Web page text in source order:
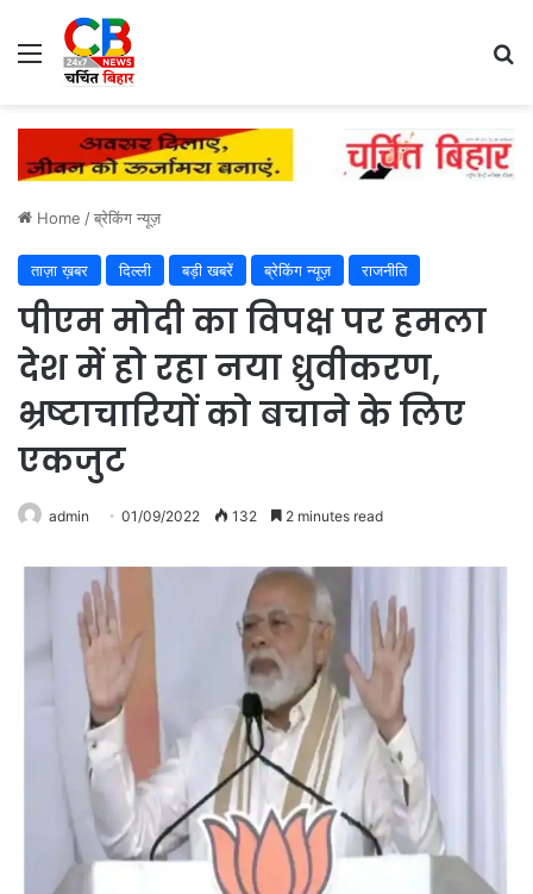
Menu
Home /ब्रेकिंग न्यूज़
ताज़ा ख़बर दिल्ली बड़ी खबरें ब्रेकिंग न्यूज़ राजनीति
पीएम मोदी का विपक्ष पर हमला
देश में हो रहा नया ध्रुवीकरण,
भ्रष्टाचारियों को बचाने के लिए
एकजुट
admin 01/09/2022 132 2 minutes read